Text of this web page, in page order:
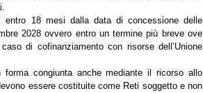
entro 18 mesi dalla data di concessione delle
2028 ovvero entro un termine più breve ove
di cofinanziamento con risorse dell’Unione
congiunta anche mediante il ricorso allo
essere costituite come Reti soggetto e non